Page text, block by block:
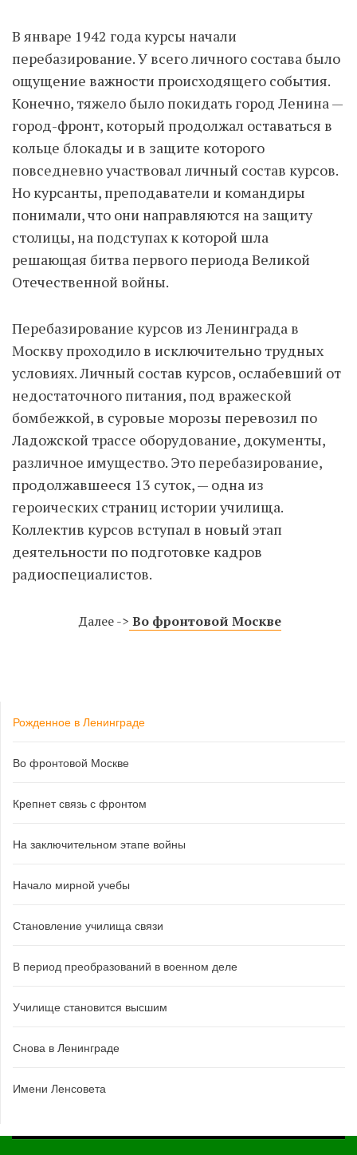
В январе 1942 года курсы начали
перебазирование. У всего личного состава было
ощущение важности происходящего события.
Конечно, тяжело было покидать город Ленина —
город-фронт, который продолжал оставаться в
кольце блокады и в защите которого
повседневно участвовал личный состав курсов.
Но курсанты, преподаватели и командиры
понимали, что они направляются на защиту
столицы, на подступах к которой шла
решающая битва первого периода Великой
Отечественной войны.
Перебазирование курсов из Ленинграда в
Москву проходило в исключительно трудных
условиях. Личный состав курсов, ослабевший от
недостаточного питания, под вражеской
бомбежкой, в суровые морозы перевозил по
Ладожской трассе оборудование, документы,
различное имущество. Это перебазирование,
продолжавшееся 13 суток, — одна из
героических страниц истории училища.
Коллектив курсов вступал в новый этап
деятельности по подготовке кадров
радиоспециалистов.
Далее -> Во фронтовой Москве
Рожденное в Ленинграде
Во фронтовой Москве
Крепнет связь с фронтом
На заключительном этапе войны
Начало мирной учебы
Становление училища связи
В период преобразований в военном деле
Училище становится высшим
Снова в Ленинграде
Имени Ленсовета